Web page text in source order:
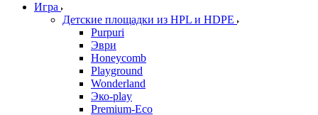
Игра
Детские площадки из HPL и HDPE
Purpuri
Эври
Honeycomb
Playground
Wonderland
Эко-play
Premium-Eco